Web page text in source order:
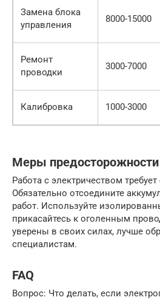
Замена блока
управления
8000-15000
Ремонт
проводки
3000-7000
Калибровка 1000-3000
Меры
Работа с электричеством
Обязательно отсоедините
работ. Используйте
прикасайтесь к оголенным
уверены в своих силах, лучше
специалистам.
FAQ
Вопрос: Что делать, если